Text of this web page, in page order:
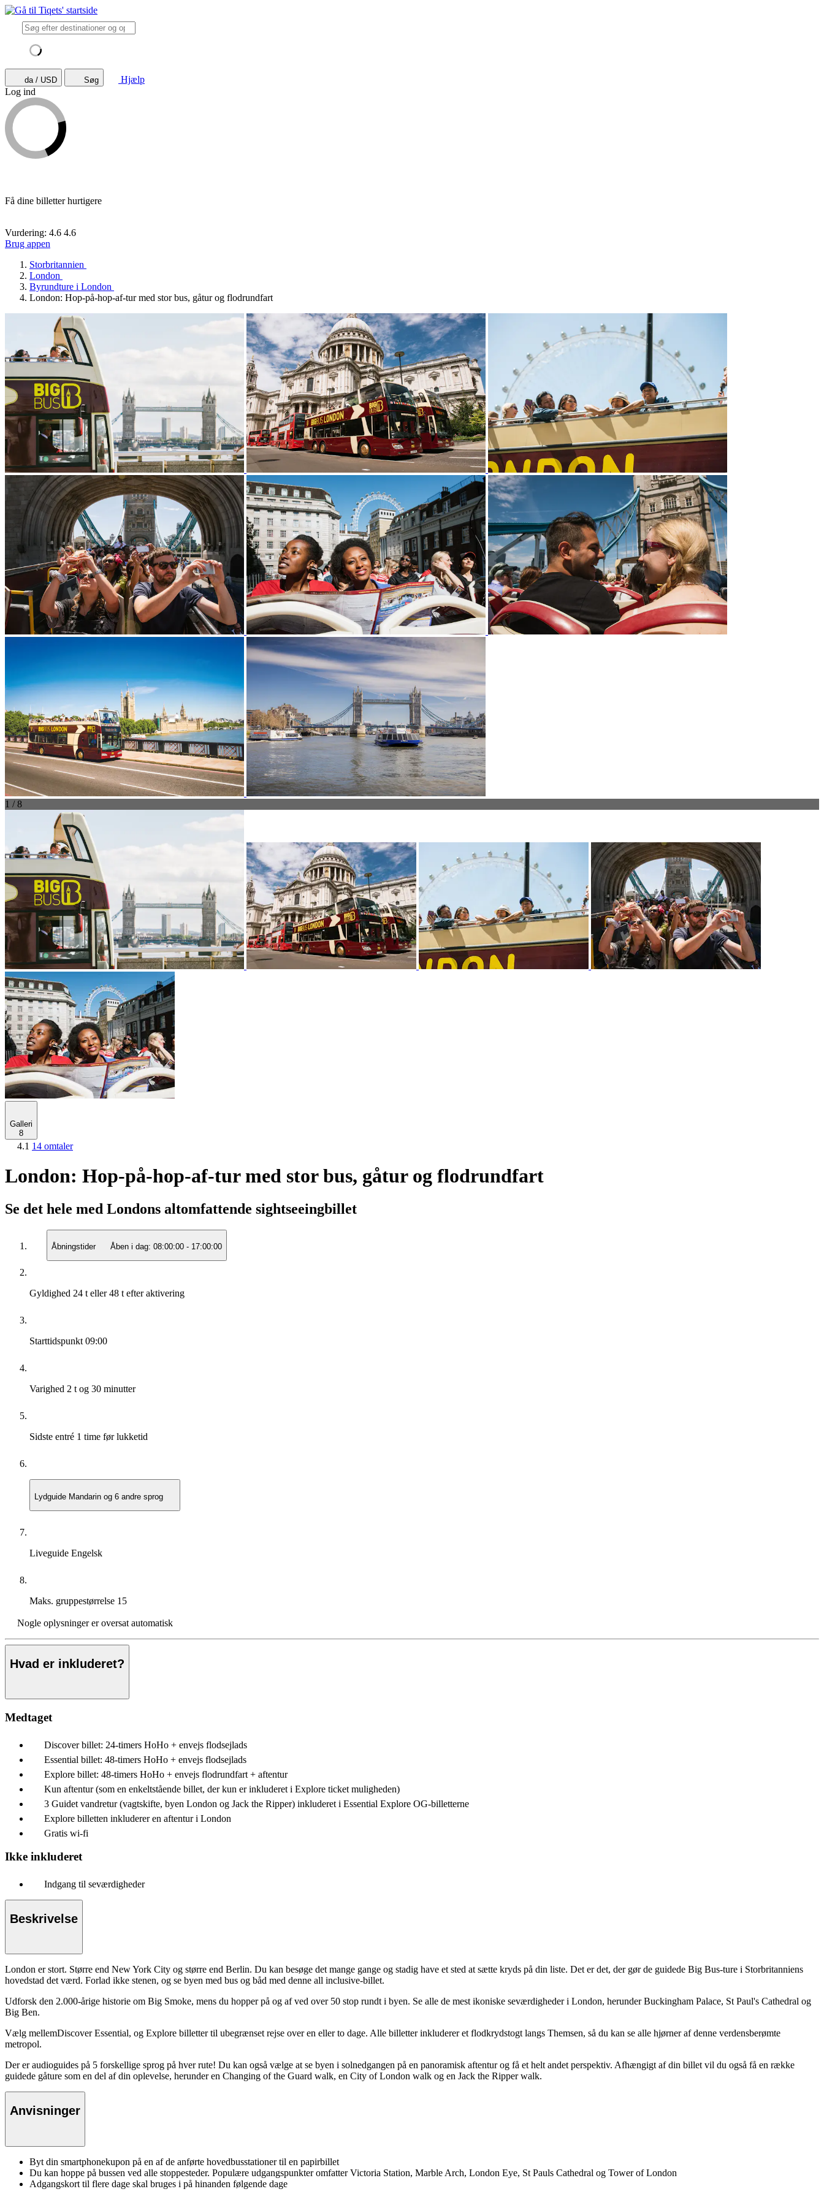
da / USD Søg
Hjælp
Log ind
Få dine billetter hurtigere
Vurdering: 4.6 4.6
Brug appen
Storbritannien
London
Byrundture i London
London: Hop-på-hop-af-tur med stor bus, gåtur og flodrundfart
1 / 8
Galleri
8
4.1 14 omtaler
London: Hop-på-hop-af-tur med stor bus, gåtur og flodrundfart
Se det hele med Londons altomfattende sightseeingbillet
Åbningstider Åben i dag: 08:00:00 - 17:00:00
Gyldighed 24 t eller 48 t efter aktivering
Starttidspunkt09:00
Varighed 2 t og 30 minutter
Sidste entré 1 time før lukketid
Lydguide Mandarin og 6 andre sprog
Liveguide Engelsk
Maks. gruppestørrelse 15
Nogle oplysninger er oversat automatisk
Hvad er inkluderet?
Medtaget
Discover billet: 24-timers HoHo + envejs flodsejlads
Essential billet: 48-timers HoHo + envejs flodsejlads
Explore billet: 48-timers HoHo + envejs flodrundfart + aftentur
Kun aftentur (som en enkeltstående billet, der kun er inkluderet i Explore ticket muligheden)
3 Guidet vandretur (vagtskifte, byen London og Jack the Ripper) inkluderet i Essential Explore OG-billetterne
Explore billetten inkluderer en aftentur i London
Gratis wi-fi
Ikke inkluderet
Indgang til seværdigheder
Beskrivelse
London er stort. Større end New York City og større end Berlin. Du kan besøge det mange gange og stadig have et sted at sætte kryds på din liste. Det er det, der gør de guidede Big Bus-ture i Storbritanniens
hovedstad det værd. Forlad ikke stenen, og se byen med bus og båd med denne all inclusive-billet.
Udforsk den 2.000-årige historie om Big Smoke, mens du hopper på og af ved over 50 stop rundt i byen. Se alle de mest ikoniske seværdigheder i London, herunder Buckingham Palace, St Paul's Cathedral og
Big Ben.
Vælg mellemDiscover Essential, og Explore billetter til ubegrænset rejse over en eller to dage. Alle billetter inkluderer et flodkrydstogt langs Themsen, så du kan se alle hjørner af denne verdensberømte
metropol.
Der er audioguides på 5 forskellige sprog på hver rute! Du kan også vælge at se byen i solnedgangen på en panoramisk aftentur og få et helt andet perspektiv. Afhængigt af din billet vil du også få en række
guidede gåture som en del af din oplevelse, herunder en Changing of the Guard walk, en City of London walk og en Jack the Ripper walk.
Anvisninger
Byt din smartphonekupon på en af de anførte hovedbusstationer til en papirbillet
Du kan hoppe på bussen ved alle stoppesteder. Populære udgangspunkter omfatter Victoria Station, Marble Arch, London Eye, St Pauls Cathedral og Tower of London
Adgangskort til flere dage skal bruges i på hinanden følgende dage